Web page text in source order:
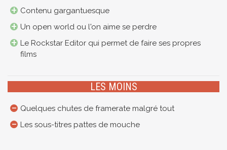
Contenu gargantuesque
Un open world ou l'on aime se perdre
Le Rockstar Editor qui permet de faire ses propres
films
LES MOINS
Quelques chutes de framerate malgré tout
Les sous-titres pattes de mouche